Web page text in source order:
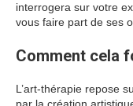
interrogera sur votre
vous faire part de ses
Comment cela
L’art-thérapie repose